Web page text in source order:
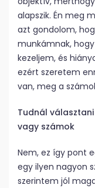
alapszik. Én meg
azt gondolom,
munkámnak,
kezeljem, és
ezért szeretem
van, meg a
Tudnál
vagy számok
Nem, ez így pont
egy ilyen nagyon
szerintem jól